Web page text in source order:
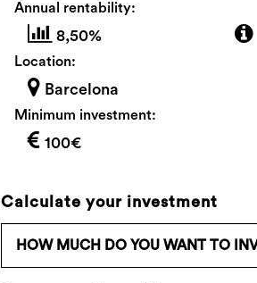
Annual rentability:
8,50%
Location:
Barcelona
Minimum investment:
100€
Calculate your investment